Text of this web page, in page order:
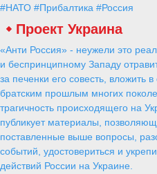
#НАТО #Прибалтика #Россия
Проект Украина
«Анти Россия» - неужели это
и беспринципному Западу
за печенки его совесть, вложить
братским прошлым многих
трагичность происходящего на
публикует материалы,
поставленные выше вопросы,
событий, удостовериться и
действий России на Украине.